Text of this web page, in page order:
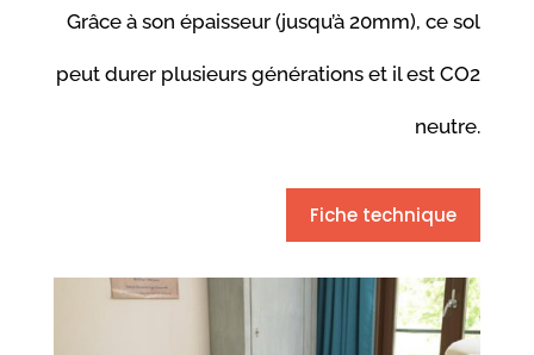
Grâce à son épaisseur (jusqu’à 20mm), ce sol
peut durer plusieurs générations et il est CO2
neutre.
Fiche technique